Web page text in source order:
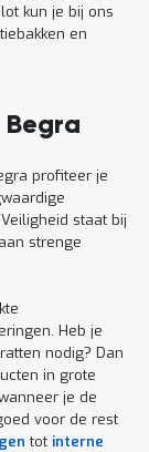
kun je bij ons
en
profiteer je
staat bij
strenge
Heb je
nodig? Dan
in grote
je de
voor de rest
tot interne